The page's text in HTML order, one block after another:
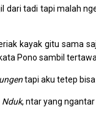
dari tadi tapi malah
kayak gitu sama
Pono sambil tertawa.
tapi aku tetep bisa
Nduk, ntar yang